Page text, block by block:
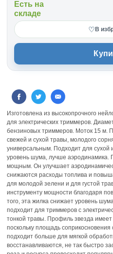
Есть на
складе
♡ В
Изготовлена из высокопрочного
для электрических триммеров.
бензиновых триммеров. Моток 15 м.
свежей и сухой травы, молодого
универсальным. Подходит для сухой
уровень шума, лучше аэродинамика.
мощным. Он улучшает
снижаются расходы топлива и
для молодой зелени и для густой
инструменту мощности благодаря
того, эта жилка снижает уровень
подходит для триммеров с
тонкой травы. Профиль звезда
поскольку площадь
подходит больше для мягкой
восстанавливаются, не так быстро